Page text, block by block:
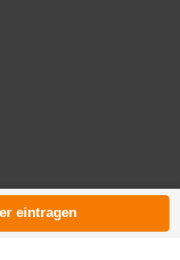
die-kfzgutachter.de |
eintragen